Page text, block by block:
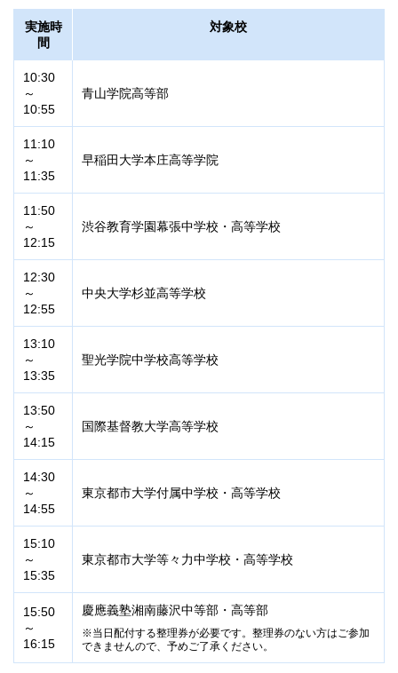
実施時
間
対象校
10:30
～
10:55
青山学院高等部
11:10
～
11:35
早稲田大学本庄高等学院
11:50
～
12:15
渋谷教育学園幕張中学校・高等学校
12:30
～
12:55
中央大学杉並高等学校
13:10
～
13:35
聖光学院中学校高等学校
13:50
～
14:15
国際基督教大学高等学校
14:30
～
14:55
東京都市大学付属中学校・高等学校
15:10
～
15:35
東京都市大学等々力中学校・高等学校
15:50
～
16:15
慶應義塾湘南藤沢中等部・高等部
当日配付する整理券が必要です。整理券のない方はご参加
できませんので、予めご了承ください。